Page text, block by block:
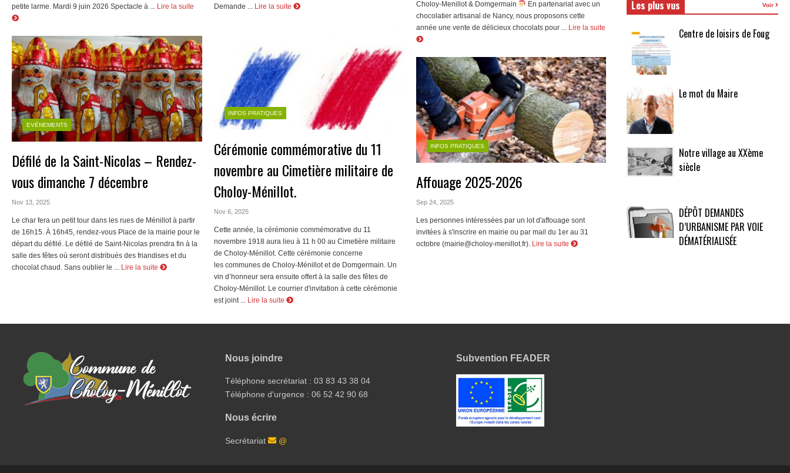
petite larme. Mardi 9 juin 2026 Spectacle à ...
Lire la suite
EVÉNEMENTS
Défilé de la Saint-Nicolas – Rendez-
vous dimanche 7 décembre
Nov 13, 2025
Le char fera un petit tour dans les rues de Ménillot à partir
de 16h15. À 16h45, rendez-vous Place de la mairie pour le
départ du défilé. Le défilé de Saint-Nicolas prendra fin à la
salle des fêtes où seront distribués des friandises et du
chocolat chaud. Sans oublier le ... Lire la suite
Demande ...
Lire la suite
INFOS PRATIQUES
Cérémonie commémorative du 11
novembre au Cimetière militaire de
Choloy-Ménillot.
Nov 6, 2025
Cette année, la cérémonie commémorative du 11
novembre 1918 aura lieu à 11 h 00 au Cimetière militaire
de Choloy-Ménillot. Cette cérémonie concerne
les communes de Choloy-Ménillot et de Domgermain. Un
vin d’honneur sera ensuite offert à la salle des fêtes de
Choloy-Ménillot. Le courrier d'invitation à cette cérémonie
est joint ... Lire la suite
Choloy-Menillot & Domgermain
En partenariat avec un
chocolatier artisanal de Nancy, nous proposons cette
année une vente de délicieux chocolats pour ...
Lire la suite
INFOS PRATIQUES
Affouage 2025-2026
Sep 24, 2025
Les personnes intéressées par un lot d'affouage sont
invitées à s'inscrire en mairie ou par mail du 1er au 31
octobre (mairie@choloy-menillot.fr). Lire la suite
Les plus vus Voir
Centre de loisirs de Foug
Le mot du Maire
Notre village au XXème
siècle
DÉPÔT DEMANDES
D’URBANISME PAR VOIE
DÉMATÉRIALISÉE
Nous joindre
Téléphone secrétariat : 03 83 43 38 04
Téléphone d'urgence : 06 52 42 90 68
Nous écrire
Secrétariat @
Subvention FEADER